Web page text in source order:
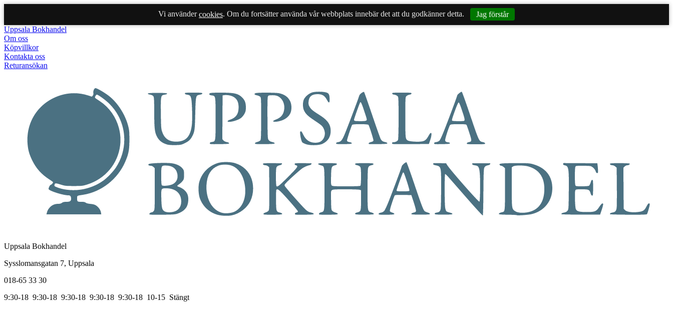
Vi användercookies. Om du fortsätter använda vår webbplats innebär det att du godkänner detta.
Jag förstår
Uppsala Bokhandel
Om oss
Köpvillkor
Kontakta oss
Returansökan
Uppsala Bokhandel
Sysslomansgatan 7, Uppsala
018-65 33 30
9:30-18 9:30-18 9:30-18 9:30-18 9:30-18 10-15 Stängt